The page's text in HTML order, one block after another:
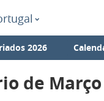
2026
de